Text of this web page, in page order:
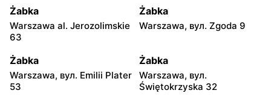
Żabka
Warszawa al. Jerozolimskie
63
Żabka
Warszawa, вул. Zgoda 9
Żabka
Warszawa, вул. Emilii Plater
53
Żabka
Warszawa, вул.
Świętokrzyska 32